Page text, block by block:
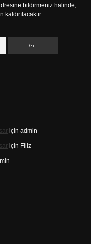
bildirmeniz halinde,
için admin
için Filiz